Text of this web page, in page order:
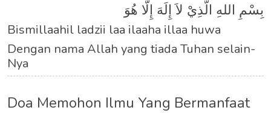
بِسْمِ اللهِ الَّذِيْ لاَ إِلَهَ إِلَّا هُوَ
Bismillaahil ladzii laa ilaaha illaa huwa
Dengan nama Allah yang tiada Tuhan selain-
Nya
Doa Memohon Ilmu Yang Bermanfaat